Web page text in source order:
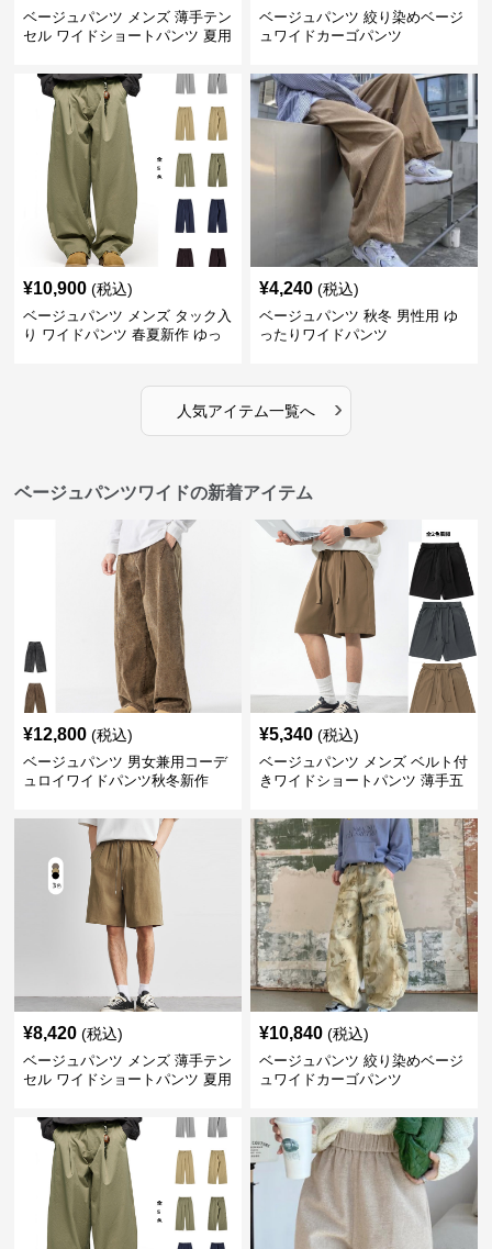
ベージュパンツ メンズ 薄手テン
セル ワイドショートパンツ 夏用
ベージュパンツ 絞り染めベージ
ュワイドカーゴパンツ
¥10,900 (税込)
ベージュパンツ メンズ タック入
り ワイドパンツ 春夏新作 ゆっ
¥4,240 (税込)
ベージュパンツ 秋冬 男性用 ゆ
ったりワイドパンツ
人気アイテム一覧へ ›
ベージュパンツワイドの新着アイテム
¥12,800 (税込)
ベージュパンツ 男女兼用コーデ
ュロイワイドパンツ秋冬新作
¥5,340 (税込)
ベージュパンツ メンズ ベルト付
きワイドショートパンツ 薄手五
¥8,420 (税込)
ベージュパンツ メンズ 薄手テン
セル ワイドショートパンツ 夏用
¥10,840 (税込)
ベージュパンツ 絞り染めベージ
ュワイドカーゴパンツ